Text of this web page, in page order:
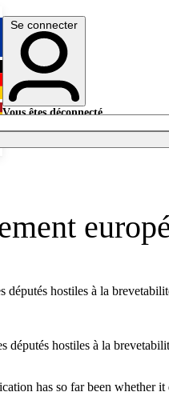
English
Deutsch
Se connecter
Vous êtes déconnecté.
hostiles à la
députés hostiles à la
has so far been whether